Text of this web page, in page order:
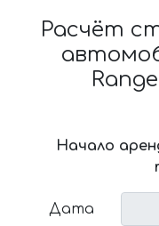
Расчёт
Начало
Дата